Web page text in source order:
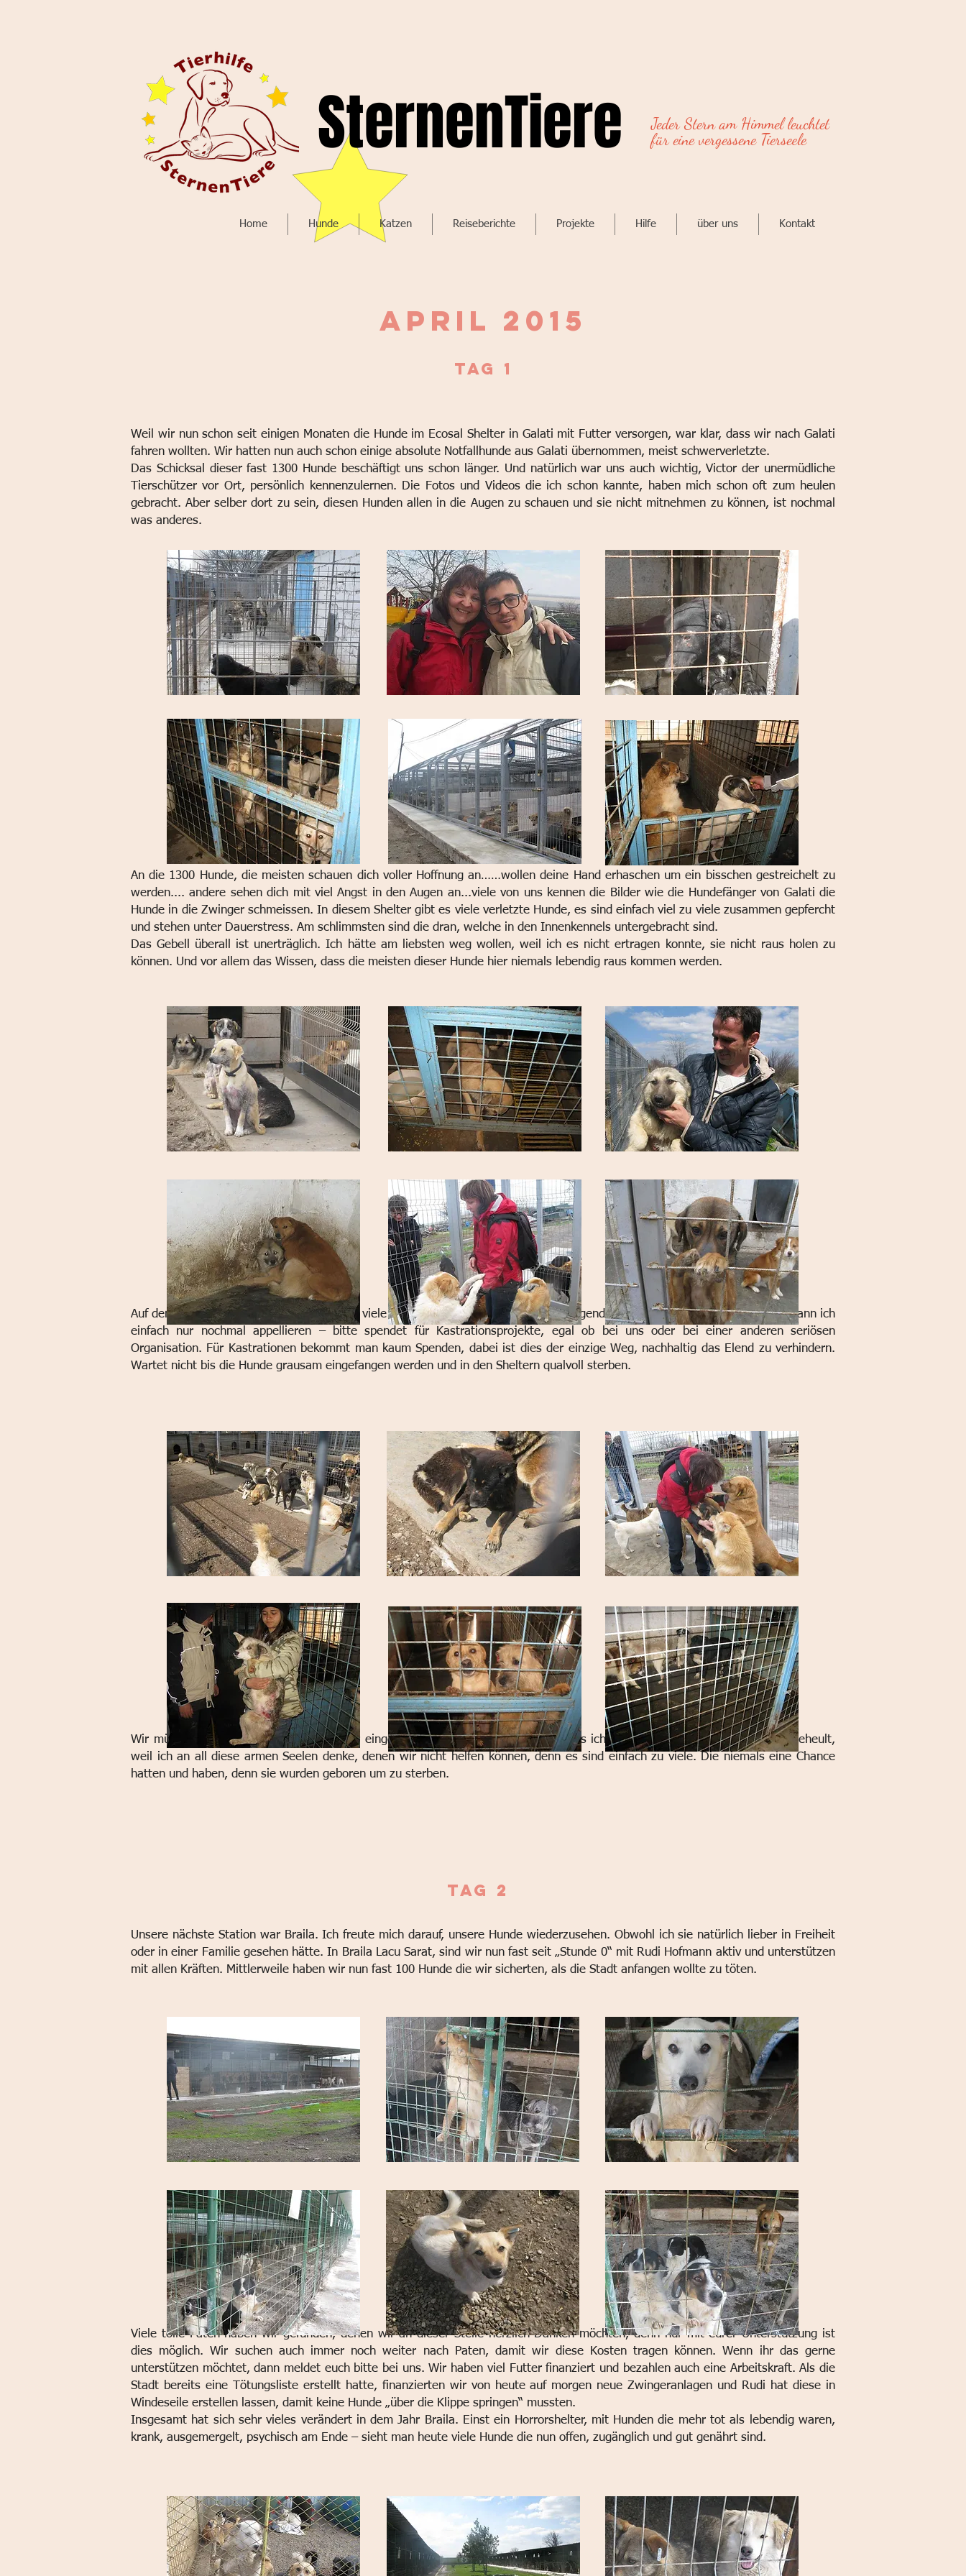
Jeder Stern am Himmel leuchtet
für eine vergessene Tierseele
SternenTiere
Home Hunde Katzen Reiseberichte Projekte Hilfe über uns Kontakt
April 2015
TAG 1
Weil wir nun schon seit einigen Monaten die Hunde im Ecosal Shelter in Galati mit Futter versorgen, war klar, dass wir nach Galati
fahren wollten. Wir hatten nun auch schon einige absolute Notfallhunde aus Galati übernommen, meist schwerverletzte.
Das Schicksal dieser fast 1300 Hunde beschäftigt uns schon länger. Und natürlich war uns auch wichtig, Victor der unermüdliche
Tierschützer vor Ort, persönlich kennenzulernen.
Die Fotos und Videos die ich schon kannte, haben mich schon oft zum heulen
gebracht. Aber selber dort zu sein, diesen Hunden allen in die Augen zu schauen und sie nicht mitnehmen zu können, ist nochmal
was anderes.
An die 1300 Hunde, die meisten schauen dich voller Hoffnung an……wollen deine Hand erhaschen um ein bisschen gestreichelt zu
werden.... andere sehen dich mit viel Angst in den Augen an...viele von uns kennen die Bilder wie die Hundefänger von Galati die
Hunde in die Zwinger schmeissen.In diesem Shelter gibt es viele verletzte Hunde, es sind einfach viel zu viele zusammen gepfercht
und stehen unter Dauerstress. Am schlimmsten sind die dran, welche in den Innenkennels untergebracht sind.
Das Gebell überall ist unerträglich. Ich hätte am liebsten weg wollen, weil ich es nicht ertragen konnte, sie nicht raus holen zu
können. Und vor allem das Wissen, dass die meisten dieser Hunde hier niemals lebendig raus kommen werden.
Auf den Strassen Galati’s haben wir enorm viele Hunde gesehen. Auch sie werden irgendwann hier landen. An dieser Stelle kann ich
einfach nur nochmal appellieren – bitte spendet für Kastrationsprojekte, egal ob bei uns oder bei einer anderen seriösen
Organisation. Für Kastrationen bekommt man kaum Spenden, dabei ist dies der einzige Weg, nachhaltig das Elend zu verhindern.
Wartet nicht bis die Hunde grausam eingefangen werden und in den Sheltern qualvoll sterben.
Wir müssen kastrieren, damit keiner mehr eingefangen werden muss. Ich habe, als ich die Fotos sortiert habe nur noch geheult,
weil ich an all diese armen Seelen denke, denen wir nicht helfen können, denn es sind einfach zu viele. Die niemals eine Chance
hatten und haben, denn sie wurden geboren um zu sterben.
Tag 2
Unsere nächste Station war Braila. Ich freute mich darauf, unsere Hunde wiederzusehen. Obwohl ich sie natürlich lieber in Freiheit
oder in einer Familie gesehen hätte.In Braila Lacu Sarat, sind wir nun fast seit „Stunde 0“ mit Rudi Hofmann aktiv und unterstützen
mit allen Kräften. Mittlerweile haben wir nun fast 100 Hunde die wir sicherten, als die Stadt anfangen wollte zu töten.
Viele tolle Paten haben wir gefunden, denen wir an dieser Stelle herzlich Danken möchten, denn nur mit eurer Unterstützung ist
dies möglich.Wir suchen auch immer noch weiter nach Paten, damit wir diese Kosten tragen können. Wenn ihr das gerne
unterstützen möchtet, dann meldet euch bitte bei uns.Wir haben viel Futter finanziert und bezahlen auch eine Arbeitskraft. Als die
Stadt bereits eine Tötungsliste erstellt hatte, finanzierten wir von heute auf morgen neue Zwingeranlagen und Rudi hat diese in
Windeseile erstellen lassen, damit keine Hunde „über die Klippe springen“ mussten.
Insgesamt hat sich sehr vieles verändert in dem Jahr Braila. Einst ein Horrorshelter, mit Hunden die mehr tot als lebendig waren,
krank, ausgemergelt, psychisch am Ende – sieht man heute viele Hunde die nun offen, zugänglich und gut genährt sind.